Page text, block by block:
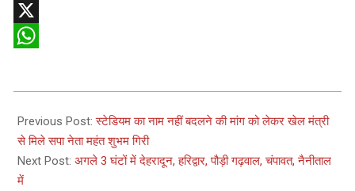
Telegram
X
05-
27
Previous Post:स्टेडियम का नाम नहीं बदलने की मांग को लेकर खेल मंत्री
से मिले सपा नेता महंत शुभम गिरी
Next Post: अगले 3 घंटों में देहरादून, हरिद्वार, पौड़ी गढ़वाल, चंपावत, नैनीताल
में